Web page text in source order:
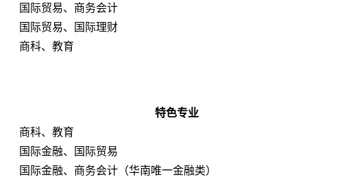
国际贸易、商务会计
国际贸易、国际理财
商科、教育
特色专业
商科、教育
国际金融、国际贸易
国际金融、商务会计（华南唯一金融类）